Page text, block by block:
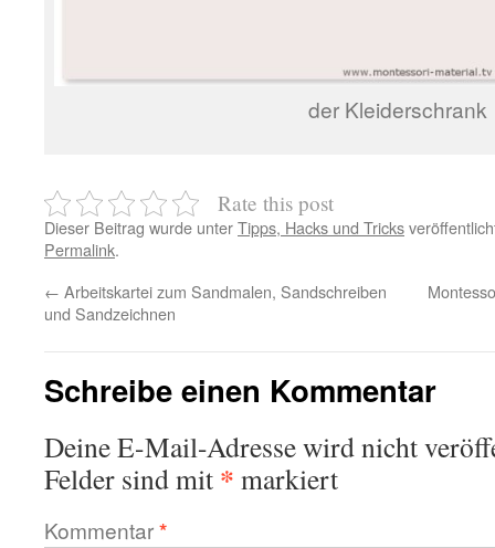
der Kleiderschrank
Rate this post
Dieser Beitrag wurde unterTipps, Hacks und Tricks
Permalink.
← Arbeitskartei zum Sandmalen, Sandschreiben
und Sandzeichnen
Schreibe einen Kommentar
Deine E-Mail-Adresse wird nicht
Felder sind mit * markiert
Kommentar*